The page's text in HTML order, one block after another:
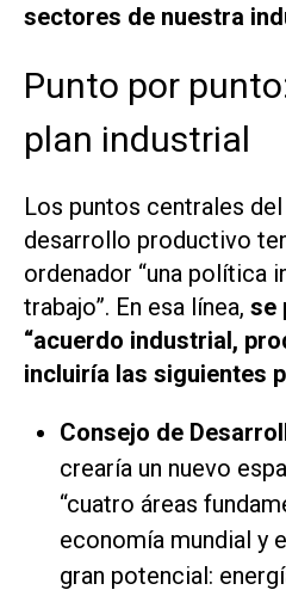
sectores de nuestra
Punto por
plan industrial
Los puntos centrales
desarrollo productivo
ordenador “una política
trabajo”. En esa línea, se
“acuerdo industrial,
incluiría las siguientes
Consejo de
crearía un nuevo
“cuatro áreas
economía mundial y
gran potencial: